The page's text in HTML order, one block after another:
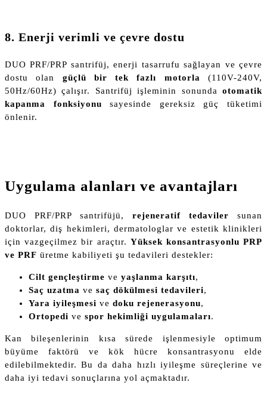
8. Enerji verimli ve çevre dostu
DUO PRF/PRP santrifüj, enerji tasarrufu sağlayan ve çevre
dostu olan güçlü bir tek fazlı motorla
(110V-240V,
50Hz/60Hz) çalışır. Santrifüj işleminin sonunda otomatik
kapanma fonksiyonu sayesinde gereksiz güç tüketimi
önlenir.
Uygulama alanları ve avantajları
DUO PRF/PRP santrifüjü, rejeneratif tedaviler sunan
doktorlar, diş hekimleri, dermatologlar ve estetik klinikleri
için vazgeçilmez bir araçtır. Yüksek konsantrasyonlu PRP
ve PRF üretme kabiliyeti şu tedavileri destekler:
Cilt gençleştirme ve yaşlanma karşıtı,
Saç uzatma ve saç dökülmesi tedavileri,
Yara iyileşmesi ve doku rejenerasyonu,
Ortopedi ve spor hekimliği uygulamaları.
Kan bileşenlerinin kısa sürede işlenmesiyle optimum
büyüme faktörü ve kök hücre konsantrasyonu elde
edilebilmektedir. Bu da daha hızlı iyileşme süreçlerine ve
daha iyi tedavi sonuçlarına yol açmaktadır.